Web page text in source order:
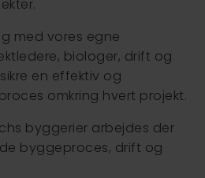
med vores egne
biologer, drift og
en effektiv og
omkring hvert projekt.
byggerier arbejdes der
byggeproces, drift og